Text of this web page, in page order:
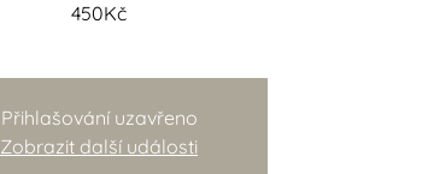
450Kč
Přihlašování uzavřeno
Zobrazit další události